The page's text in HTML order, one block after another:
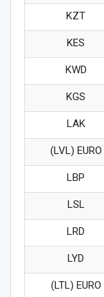
KZT
KES
KWD
KGS
LAK
LVL) EURO)
LBP
LSL
LRD
LYD
LTL) EURO)